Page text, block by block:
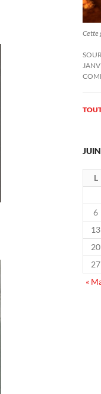
Cette
L
6
13
20
27
«